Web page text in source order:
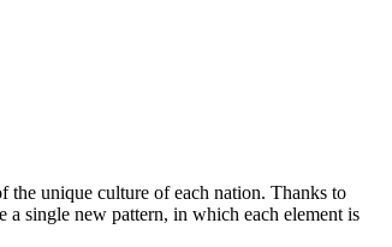
the unique culture of each nation. Thanks to
a single new pattern, in which each element is